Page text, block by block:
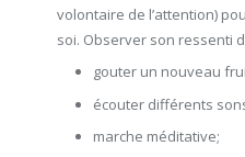
volontaire de l’attention)
soi. Observer son ressenti
gouter un nouveau
écouter différents
marche méditative;